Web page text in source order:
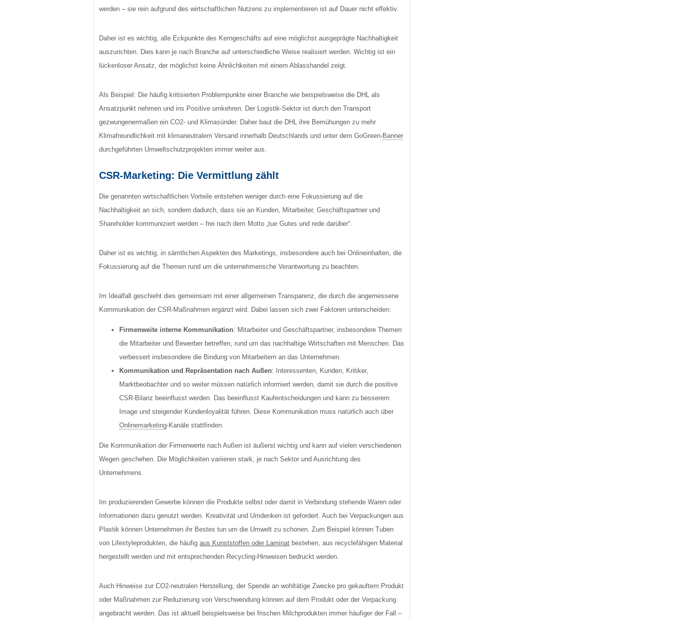
werden – sie rein aufgrund des wirtschaftlichen Nutzens zu implementieren ist auf Dauer nicht effektiv.
Daher ist es wichtig, alle Eckpunkte des Kerngeschäfts auf eine möglichst ausgeprägte Nachhaltigkeit
auszurichten. Dies kann je nach Branche auf unterschiedliche Weise realisiert werden. Wichtig ist ein
lückenloser Ansatz, der möglichst keine Ähnlichkeiten mit einem Ablasshandel zeigt.
Als Beispiel: Die häufig kritisierten Problempunkte einer Branche wie beispielsweise die DHL als
Ansatzpunkt nehmen und ins Positive umkehren. Der Logistik-Sektor ist durch den Transport
gezwungenermaßen ein CO2- und Klimasünder. Daher baut die DHL ihre Bemühungen zu mehr
Klimafreundlichkeit mit klimaneutralem Versand innerhalb Deutschlands und unter dem GoGreen-Banner
durchgeführten Umweltschutzprojekten immer weiter aus.
CSR-Marketing: Die Vermittlung zählt
Die genannten wirtschaftlichen Vorteile entstehen weniger durch eine Fokussierung auf die
Nachhaltigkeit an sich, sondern dadurch, dass sie an Kunden, Mitarbeiter, Geschäftspartner und
Shareholder kommuniziert werden – frei nach dem Motto „tue Gutes und rede darüber“.
Daher ist es wichtig, in sämtlichen Aspekten des Marketings, insbesondere auch bei Onlineinhalten, die
Fokussierung auf die Themen rund um die unternehmerische Verantwortung zu beachten.
Im Idealfall geschieht dies gemeinsam mit einer allgemeinen Transparenz, die durch die angemessene
Kommunikation der CSR-Maßnahmen ergänzt wird. Dabei lassen sich zwei Faktoren unterscheiden:
Firmenweite interne Kommunikation: Mitarbeiter und Geschäftspartner, insbesondere Themen
die Mitarbeiter und Bewerber betreffen, rund um das nachhaltige Wirtschaften mit Menschen. Das
verbessert insbesondere die Bindung von Mitarbeitern an das Unternehmen.
Kommunikation und Repräsentation nach Außen: Interessenten, Kunden, Kritiker,
Marktbeobachter und so weiter müssen natürlich informiert werden, damit sie durch die positive
CSR-Bilanz beeinflusst werden. Das beeinflusst Kaufentscheidungen und kann zu besserem
Image und steigender Kundenloyalität führen. Diese Kommunikation muss natürlich auch über
Onlinemarketing-Kanäle stattfinden.
Die Kommunikation der Firmenwerte nach Außen ist äußerst wichtig und kann auf vielen verschiedenen
Wegen geschehen. Die Möglichkeiten variieren stark, je nach Sektor und Ausrichtung des
Unternehmens.
Im produzierenden Gewerbe können die Produkte selbst oder damit in Verbindung stehende Waren oder
Informationen dazu genutzt werden. Kreativität und Umdenken ist gefordert. Auch bei Verpackungen aus
Plastik können Unternehmen ihr Bestes tun um die Umwelt zu schonen. Zum Beispiel können Tuben
von Lifestyleprodukten, die häufig aus Kunststoffen oder Laminat bestehen, aus recyclefähigen Material
hergestellt werden und mit entsprechenden Recycling-Hinweisen bedruckt werden.
Auch Hinweise zur CO2-neutralen Herstellung, der Spende an wohltätige Zwecke pro gekauftem Produkt
oder Maßnahmen zur Reduzierung von Verschwendung können auf dem Produkt oder der Verpackung
angebracht werden. Das ist aktuell beispielsweise bei frischen Milchprodukten immer häufiger der Fall –